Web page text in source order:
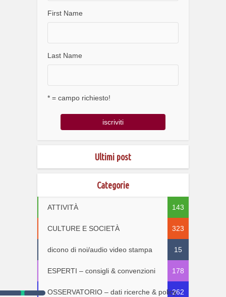
First Name
Last Name
* = campo richiesto!
Ultimi post
Categorie
ATTIVITÀ 143
CULTURE E SOCIETÀ 323
dicono di noi/audio video stampa 15
ESPERTI – consigli & convenzioni 178
OSSERVATORIO – dati ricerche & policy262